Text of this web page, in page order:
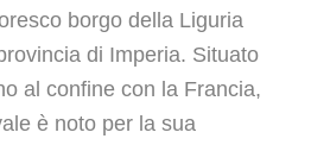
borgo della Liguria
di Imperia. Situato
al confine con la Francia,
è noto per la sua